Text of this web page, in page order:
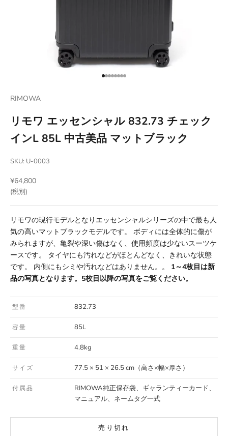
項目に移動する 1
項目に移動する 2
項目に移動する 3
項目に移動する 4
項目に移動する 5
項目に移動する 6
項目に移動する 7
項目に移動する 8
RIMOWA
リモワ エッセンシャル 832.73 チェック
インL 85L 中古美品 マットブラック
SKU: U-0003
セール価格
¥64,800
(税別)
リモワの現行モデルとなりエッセンシャルシリーズの中で最も人
気の高いマットブラックモデルです。 ボディには全体的に傷が
みられますが、亀裂や深い傷はなく、使用頻度は少ないスーツケ
ースです。 タイヤにも汚れなどがほとんどなく、きれいな状態
です。 内側にもシミや汚れなどはありません。。 1～4枚目は新
品の写真となります。5枚目以降の写真をご覧ください。
型番 832.73
容量 85L
重量 4.8kg
サイズ 77.5 × 51 × 26.5 cm（高さ×幅×厚さ）
付属品
RIMOWA純正保存袋、ギャランティーカード、
マニュアル、ネームタグ一式
売り切れ